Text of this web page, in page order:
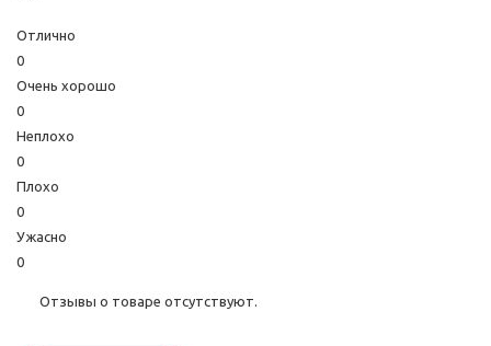
Отлично
0
Очень хорошо
0
Неплохо
0
Плохо
0
Ужасно
0
Отзывы о товаре отсутствуют.